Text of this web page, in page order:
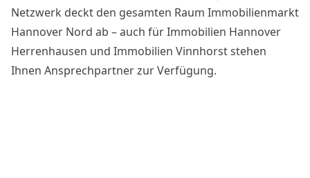
Netzwerk deckt den gesamten Raum Immobilienmarkt
Hannover Nord ab – auch für Immobilien Hannover
Herrenhausen und Immobilien Vinnhorst stehen
Ihnen Ansprechpartner zur Verfügung.